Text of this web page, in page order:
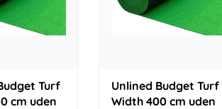
Turf
cm uden
Unlined Budget Turf
Width 400 cm uden